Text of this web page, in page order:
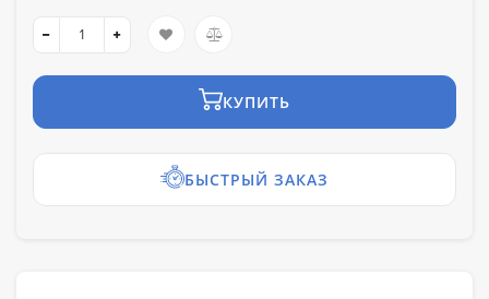
КУПИТЬ
БЫСТРЫЙ ЗАКАЗ